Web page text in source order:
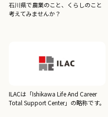
石川県で農業のこと、くらしのこと
考えてみませんか？
ILACは「Ishikawa Life And Career
Total Support Center」の略称です。